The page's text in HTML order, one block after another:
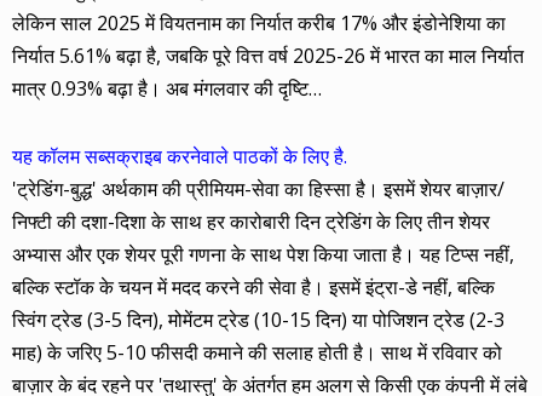
लेकिन साल 2025 में वियतनाम का निर्यात करीब 17% और इंडोनेशिया का
निर्यात 5.61% बढ़ा है, जबकि पूरे वित्त वर्ष 2025-26 में भारत का माल निर्यात
मात्र 0.93% बढ़ा है। अब मंगलवार की दृष्टि…
यह कॉलम सब्सक्राइब करनेवाले पाठकों के लिए है.
'ट्रेडिंग-बुद्ध' अर्थकाम की प्रीमियम-सेवा का हिस्सा है। इसमें शेयर बाज़ार/
निफ्टी की दशा-दिशा के साथ हर कारोबारी दिन ट्रेडिंग के लिए तीन शेयर
अभ्यास और एक शेयर पूरी गणना के साथ पेश किया जाता है। यह टिप्स नहीं,
बल्कि स्टॉक के चयन में मदद करने की सेवा है। इसमें इंट्रा-डे नहीं, बल्कि
स्विंग ट्रेड (3-5 दिन), मोमेंटम ट्रेड (10-15 दिन) या पोजिशन ट्रेड (2-3
माह) के जरिए 5-10 फीसदी कमाने की सलाह होती है। साथ में रविवार को
बाज़ार के बंद रहने पर 'तथास्तु' के अंतर्गत हम अलग से किसी एक कंपनी में लंबे